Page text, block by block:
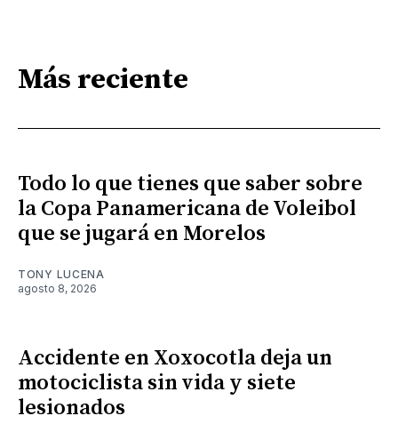
Más reciente
Todo lo que tienes que saber sobre
la Copa Panamericana de Voleibol
que se jugará en Morelos
TONY LUCENA
agosto 8, 2026
Accidente en Xoxocotla deja un
motociclista sin vida y siete
lesionados